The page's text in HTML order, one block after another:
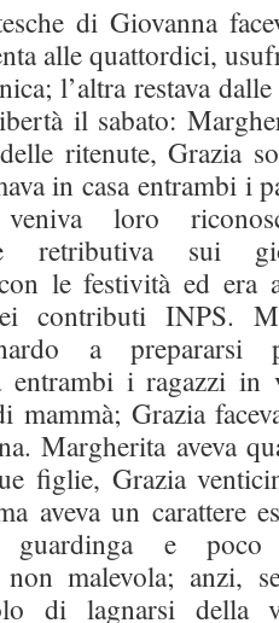
di Giovanna
alle quattordici,
l’altra restava
il sabato:
ritenute, Grazia
in casa entrambi i
loro
retributiva sui
le festività ed era
contributi INPS.
a
entrambi i ragazzi
mammà; Grazia
Margherita aveva
figlie, Grazia
aveva un carattere
guardinga e poco
non malevola; anzi,
di lagnarsi della